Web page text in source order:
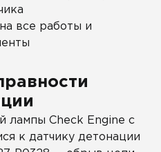
все работы и
лампы Check Engine с
к датчику детонации